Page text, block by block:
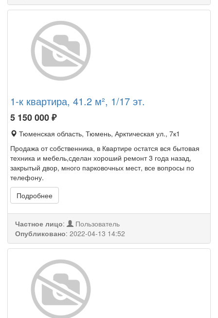
1-к квартира, 41.2 м², 1/17 эт.
5 150 000₽
Тюменская область, Тюмень, Арктическая ул., 7к1
Продажа от собственника, в Квартире остатся вся бытовая
техника и мебель,сделан хороший ремонт 3 года назад,
закрытый двор, много парковочных мест, все вопросы по
телефону.
Подробнее
Частное лицо:
Пользователь
Опубликовано: 2022-04-13 14:52